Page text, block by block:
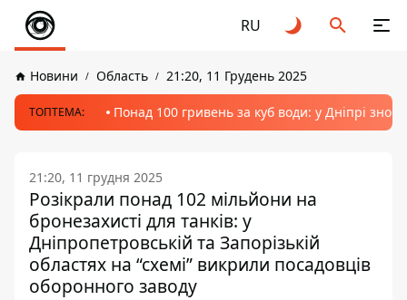
RU
Новини Область 21:20, 11 Грудень 2025
ТОПТЕМА: Понад 100 гривень за куб води: у Дніпрі
21:20, 11 грудня 2025
Розікрали понад 102 мільйони на
бронезахисті для танків: у
Дніпропетровській та Запорізькій
областях на “схемі” викрили посадовців
оборонного заводу